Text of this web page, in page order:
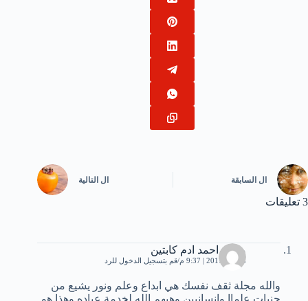
ال السابقة ال التالية
3 تعليقات
محمد احمد ادم كابتين
8 مايو، 2017 | 9:37 م قم بتسجيل الدخول للرد
والله مجلة ثقف نفسك هي ابداع وعلم ونور يشيع من
جنبات علماا وانسانيين وهبهم الله لخدمة عباده وهذا هو